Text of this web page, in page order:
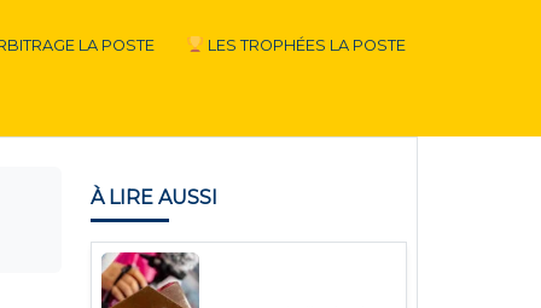
LA POSTE LES TROPHÉES LA POSTE
À LIRE AUSSI